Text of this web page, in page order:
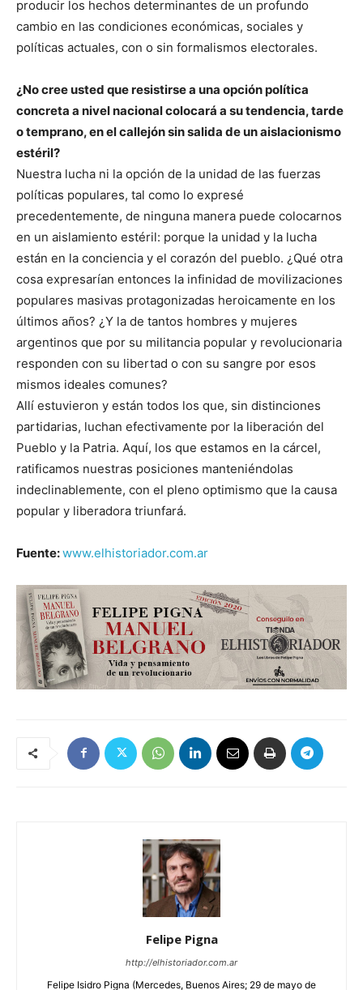
producir los hechos determinantes de un profundo
cambio en las condiciones económicas, sociales y
políticas actuales, con o sin formalismos electorales.
¿No cree usted que resistirse a una opción política
concreta a nivel nacional colocará a su tendencia, tarde
o temprano, en el callejón sin salida de un aislacionismo
estéril?
Nuestra lucha ni la opción de la unidad de las fuerzas
políticas populares, tal como lo expresé
precedentemente, de ninguna manera puede colocarnos
en un aislamiento estéril: porque la unidad y la lucha
están en la conciencia y el corazón del pueblo. ¿Qué otra
cosa expresarían entonces la infinidad de movilizaciones
populares masivas protagonizadas heroicamente en los
últimos años? ¿Y la de tantos hombres y mujeres
argentinos que por su militancia popular y revolucionaria
responden con su libertad o con su sangre por esos
mismos ideales comunes?
Allí estuvieron y están todos los que, sin distinciones
partidarias, luchan efectivamente por la liberación del
Pueblo y la Patria. Aquí, los que estamos en la cárcel,
ratificamos nuestras posiciones manteniéndolas
indeclinablemente, con el pleno optimismo que la causa
popular y liberadora triunfará.
Fuente:www.elhistoriador.com.ar
Felipe Pigna
http://elhistoriador.com.ar
Felipe Isidro Pigna (Mercedes, Buenos Aires; 29 de mayo de